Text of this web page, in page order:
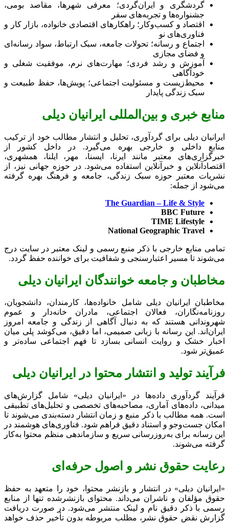
گردشگری و ایران‌گردی؛ معرفی شهرها، مقاصد بومی،
جشنواره‌ها و تجربه‌های سفر
اقتصاد و کسب‌وکار؛ راهکارهای اقتصادی خانواده، بازار کار و
فناوری‌های نو
اجتماع و رسانه؛ تحولات جامعه، سبک ارتباط، سواد رسانه‌ای
و فضای مجازی
آموزش و رشد فردی؛ مهارت‌های نرم، موفقیت شغلی و
خودآگاهی
محیط‌زیست و مسئولیت اجتماعی؛ پویش‌ها، حفظ طبیعت و
سبک زندگی پایدار
منابع خبری و بین‌المللی ایرانیان دیلی
ایرانیان دیلی برای گردآوری، تحلیل و انتشار مطالب خود از ترکیب
منابع داخلی و خارجی بهره می‌گیرد. در داخل کشور از
خبرگزاری‌های معتبر مانند ایرنا، ایسنا، مهر، ایلنا، همشهری،
اقتصادآنلاین و خبرآنلاین استفاده می‌شود. در حوزه جهانی نیز، از
نشریات معتبر حوزه سبک زندگی، جامعه و فرهنگ بهره گرفته
می‌شود از جمله:
The Guardian – Life & Style
BBC Future
TIME Lifestyle
National Geographic Travel
تمامی منابع خارجی با ذکر منبع رسمی و لینک معتبر در سایت درج
می‌شوند تا مسیر اعتبارسنجی و شفافیت برای خواننده حفظ گردد.
مخاطبان و جامعه خوانندگان ایرانیان دیلی
مخاطبان ایرانیان دیلی شامل خانواده‌ها، کارمندان، دانشجویان،
روزنامه‌نگاران، فعالان اجتماعی، مادران خانه‌دار و عموم
شهروندانی هستند که به دنبال آگاهی از زندگی و جامعه امروز
ایران‌اند. این رسانه با زبانی صمیمی، اما دقیق، می‌کوشد پلی میان
اخبار خشک و روایت انسانی بسازد تا فهم اجتماعی ساده‌تر و
عمیق‌تر شود.
فرآیند تولید و انتشار محتوا در ایرانیان دیلی
فرآیند گردآوری داده‌ها در «ایرانیان دیلی» شامل گزارش‌های
میدانی، داده‌های آماری، مصاحبه‌های تخصصی و تحلیل‌های تطبیقی
است. همه مطالب با ذکر منبع و زمان انتشار دسته‌بندی می‌شوند تا
امکان جست‌وجو و استناد دقیق فراهم شود. فناوری‌های هوشمند در
این رسانه برای به‌روزرسانی سریع و سازماندهی منظم محتوا به‌کار
گرفته می‌شوند.
رعایت حقوق نشر و اصول حرفه‌ای
«ایرانیان دیلی» در انتشار و بازنشر محتوا، خود را متعهد به حفظ
حقوق مؤلفان و ناشران می‌داند. محتوای بازنشرشده تنها از منابع
رسمی با ذکر دقیق نام و لینک منتشر می‌شود. در صورت دریافت
گزارش نقض حقوق نشر، مطلب مربوطه بدون تأخیر حذف خواهد